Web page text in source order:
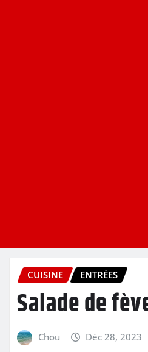
CUISINE ENTRÉES
Salade de
Chou Déc 28, 2023